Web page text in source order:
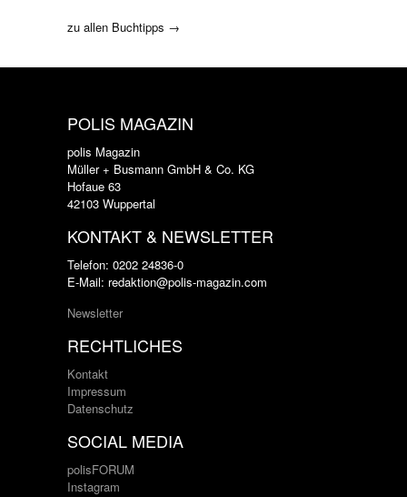
zu allen Buchtipps →
POLIS MAGAZIN
polis Magazin
Müller + Busmann GmbH & Co. KG
Hofaue 63
42103 Wuppertal
KONTAKT & NEWSLETTER
Telefon: 0202 24836-0
E-Mail: redaktion@polis-magazin.com
Newsletter
RECHTLICHES
Kontakt
Impressum
Datenschutz
SOCIAL MEDIA
polisFORUM
Instagram